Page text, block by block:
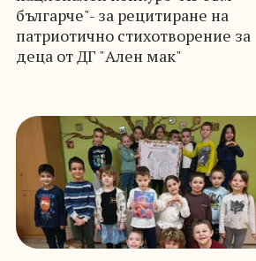
българче"- за рецитиране на
патриотично стихотворение за
деца от ДГ "Ален мак"